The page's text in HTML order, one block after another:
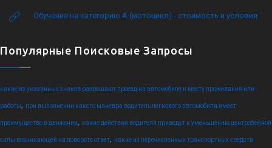
Обучение на категорию А (мотоцикл) - стоимость и условия
Популярные Поисковые Запросы
какие из указанных знаков разрешают проезд на автомобиле к месту проживания или
работы, при выполнении какого маневра водитель легкового автомобиля имеет
преимущество в движении, какие действия водителя приведут к уменьшению центробежной
силы возникающей на повороте ответ, какие из перечисленных транспортных средств